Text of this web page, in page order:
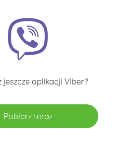
jeszcze aplikacji Viber?
Pobierz teraz